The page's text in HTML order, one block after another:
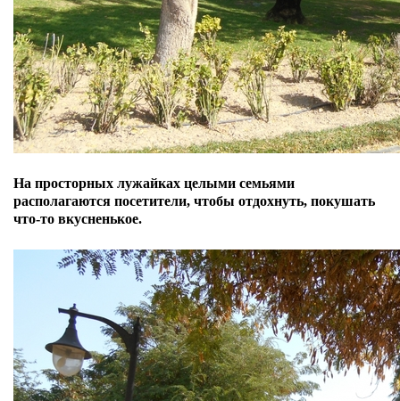
На просторных лужайках целыми семьями
располагаются посетители, чтобы отдохнуть, покушать
что-то вкусненькое.